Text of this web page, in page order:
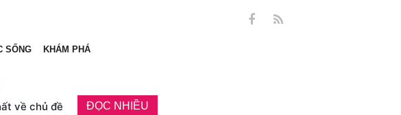
SỐNG KHÁM PHÁ
về chủ đề
ĐỌC NHIỀU